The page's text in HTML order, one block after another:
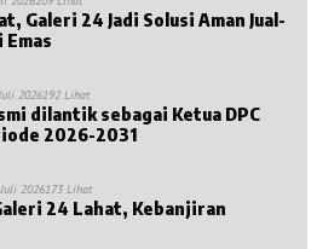
Galeri 24 Jadi Solusi Aman Jual-
Emas
2026192 Lihat
dilantik sebagai Ketua DPC
2026-2031
2026173 Lihat
24 Lahat, Kebanjiran